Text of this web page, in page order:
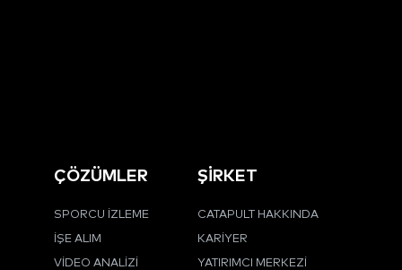
ÇÖZÜMLER
SPORCU İZLEME
İŞE ALIM
VIDEO ANALIZI
ŞİRKET
CATAPULT HAKKINDA
KARIYER
YATIRIMCI MERKEZI